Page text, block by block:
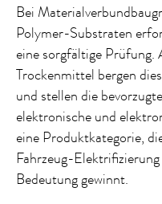
Bei
Polymer-Substraten
eine sorgfältige Prüfung.
Trockenmittel bergen
und stellen die
elektronische und
eine Produktkategorie,
Fahrzeug-
Bedeutung gewinnt.